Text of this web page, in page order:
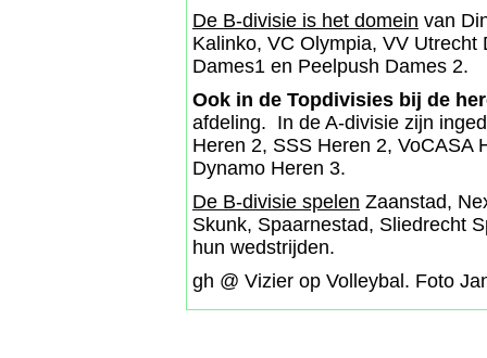
De B-divisie is het domein van
Kalinko, VC Olympia, VV
Dames1 en Peelpush Dames 2.
Ook in de Topdivisies bij de
afdeling. In de A-divisie zijn
Heren 2, SSS Heren 2, VoCASA
Dynamo Heren 3.
De B-divisie spelen Zaanstad,
Skunk, Spaarnestad, Sliedrecht
hun wedstrijden.
gh @ Vizier op Volleybal. Foto